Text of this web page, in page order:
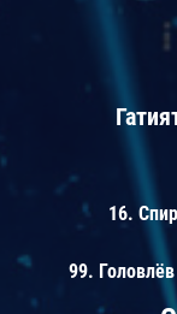
16.
99.